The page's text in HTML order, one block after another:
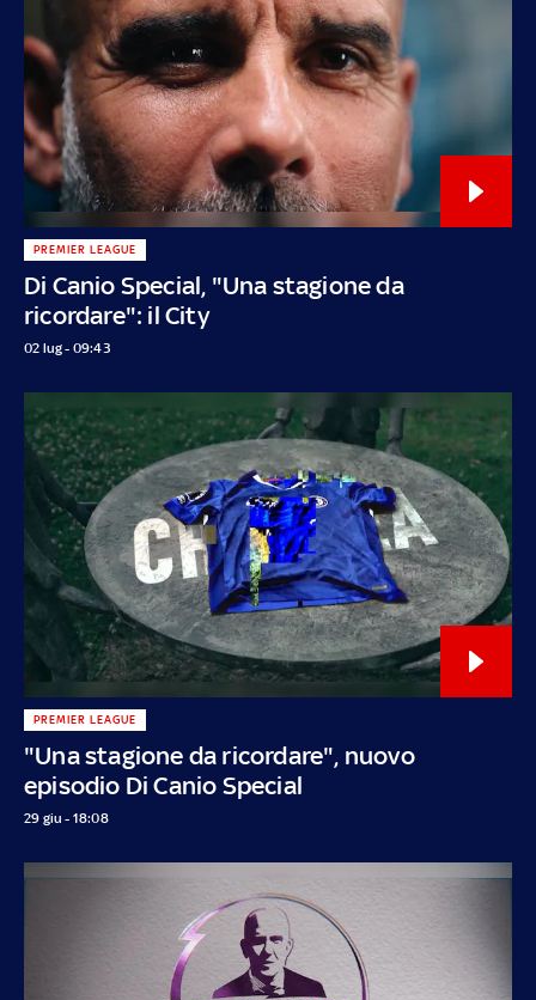
Di Canio Special, "Una stagione da
ricordare": il City
PREMIER LEAGUE
02 lug - 09:43
"Una stagione da ricordare", nuovo
episodio Di Canio Special
PREMIER LEAGUE
29 giu - 18:08